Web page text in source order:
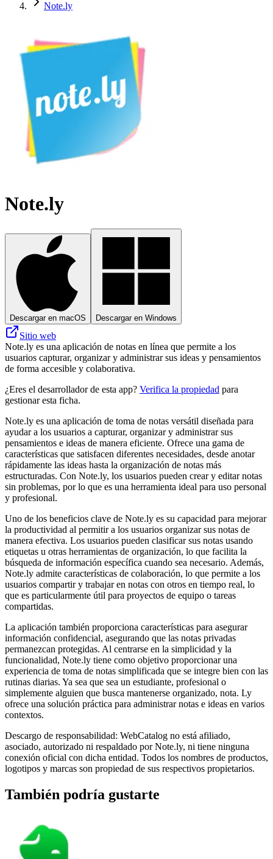
Note.ly
Note.ly
Descargar en macOS Descargar en Windows
Sitio web
Note.ly es una aplicación de notas en línea que permite a los
usuarios capturar, organizar y administrar sus ideas y pensamientos
de forma accesible y colaborativa.
¿Eres el desarrollador de esta app? Verifica la propiedad para
gestionar esta ficha.
Note.ly es una aplicación de toma de notas versátil diseñada para
ayudar a los usuarios a capturar, organizar y administrar sus
pensamientos e ideas de manera eficiente. Ofrece una gama de
características que satisfacen diferentes necesidades, desde anotar
rápidamente las ideas hasta la organización de notas más
estructuradas. Con Note.ly, los usuarios pueden crear y editar notas
sin problemas, por lo que es una herramienta ideal para uso personal
y profesional.
Uno de los beneficios clave de Note.ly es su capacidad para mejorar
la productividad al permitir a los usuarios organizar sus notas de
manera efectiva. Los usuarios pueden clasificar sus notas usando
etiquetas u otras herramientas de organización, lo que facilita la
búsqueda de información específica cuando sea necesario. Además,
Note.ly admite características de colaboración, lo que permite a los
usuarios compartir y trabajar en notas con otros en tiempo real, lo
que es particularmente útil para proyectos de equipo o tareas
compartidas.
La aplicación también proporciona características para asegurar
información confidencial, asegurando que las notas privadas
permanezcan protegidas. Al centrarse en la simplicidad y la
funcionalidad, Note.ly tiene como objetivo proporcionar una
experiencia de toma de notas simplificada que se integre bien con las
rutinas diarias. Ya sea que sea un estudiante, profesional o
simplemente alguien que busca mantenerse organizado, nota. Ly
ofrece una solución práctica para administrar notas e ideas en varios
contextos.
Descargo de responsabilidad: WebCatalog no está afiliado,
asociado, autorizado ni respaldado por Note.ly, ni tiene ninguna
conexión oficial con dicha entidad. Todos los nombres de productos,
logotipos y marcas son propiedad de sus respectivos propietarios.
También podría gustarte